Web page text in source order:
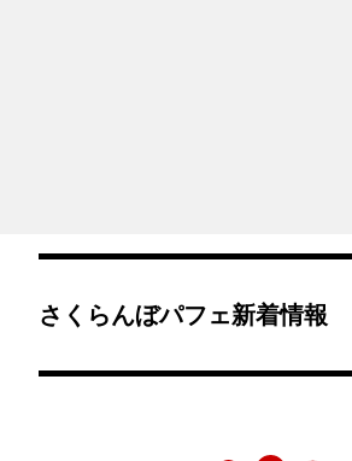
さくらんぼパフェ新着情報